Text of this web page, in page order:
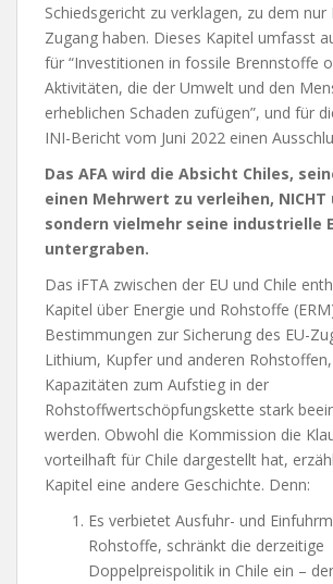
Schiedsgericht zu verklagen, zu dem nur
Zugang haben. Dieses Kapitel umfasst
für “Investitionen in fossile Brennstoffe
Aktivitäten, die der Umwelt und den
erheblichen Schaden zufügen”, und für
INI-Bericht vom Juni 2022 einen
Das AFA wird die Absicht Chiles,
einen Mehrwert zu verleihen,
sondern vielmehr seine industrielle
untergraben.
Das iFTA zwischen der EU und Chile
Kapitel über Energie und Rohstoffe
Bestimmungen zur Sicherung des EU-
Lithium, Kupfer und anderen
Kapazitäten zum Aufstieg in der
Rohstoffwertschöpfungskette stark
werden. Obwohl die Kommission die
vorteilhaft für Chile dargestellt hat,
Kapitel eine andere Geschichte. Denn:
Es verbietet Ausfuhr- und
Rohstoffe, schränkt die derzeitige
Doppelpreispolitik in Chile ein –